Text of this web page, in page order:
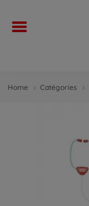
Home Catégories